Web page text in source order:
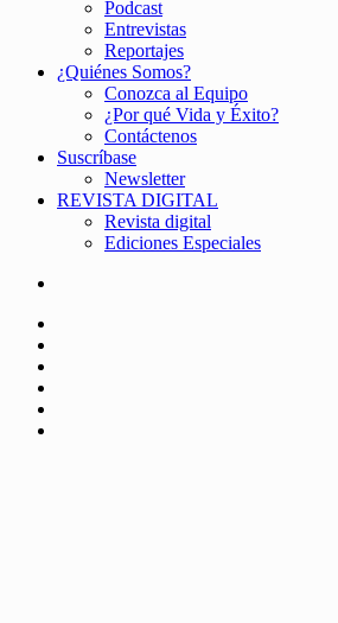
Podcast
Entrevistas
Reportajes
¿Quiénes Somos?
Conozca al Equipo
¿Por qué Vida y Éxito?
Contáctenos
Suscríbase
Newsletter
REVISTA DIGITAL
Revista digital
Ediciones Especiales